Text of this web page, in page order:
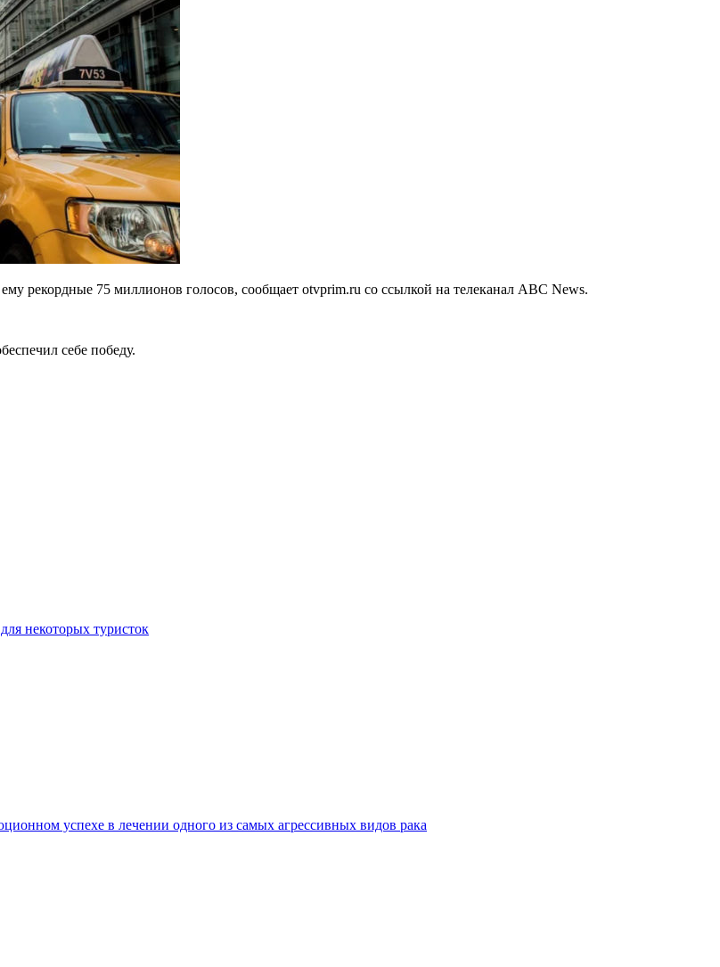
рекордные 75 миллионов голосов, сообщает otvprim.ru со ссылкой на телеканал ABС News.
себе победу.
некоторых туристок
успехе в лечении одного из самых агрессивных видов рака